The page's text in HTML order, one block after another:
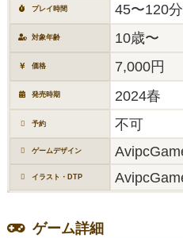
プレイ時間 45〜120分
対象年齢 10歳〜
価格 7,000円
発売時期 2024春
予約 不可
ゲームデザイン
イラスト・DTP
ゲーム詳細